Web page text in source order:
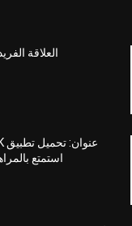
العلاقة
استمتع